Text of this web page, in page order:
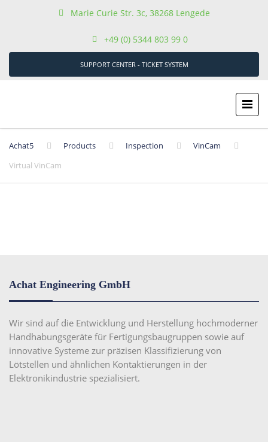
Marie Curie Str. 3c, 38268 Lengede
+49 (0) 5344 803 99 0
SUPPORT CENTER - TICKET SYSTEM
Achat5 Products Inspection
VinCam
Virtual VinCam
Achat Engineering GmbH
Wir sind auf die Entwicklung und Herstellung hochmoderner
Handhabungsgeräte für Fertigungsbaugruppen sowie auf
innovative Systeme zur präzisen Klassifizierung von
Lötstellen und ähnlichen Kontaktierungen in der
Elektronikindustrie spezialisiert.